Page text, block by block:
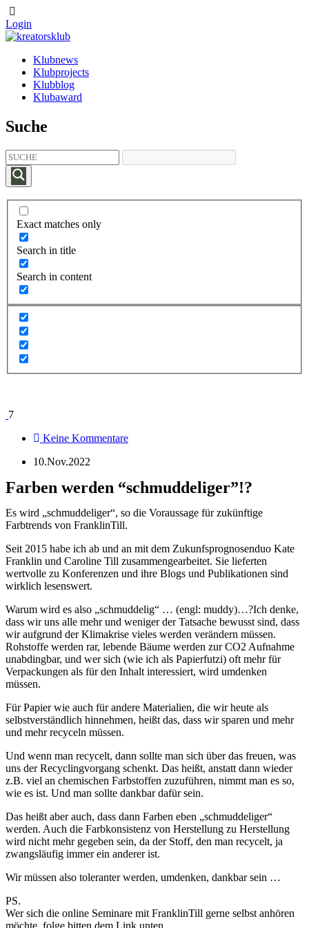
Login
Klubnews
Klubprojects
Klubblog
Klubaward
Suche
Exact matches only
Search in title
Search in content
7
Keine Kommentare
10.Nov.2022
Farben werden “schmuddeliger”!?
Es wird „schmuddeliger“, so die Voraussage für zukünftige
Farbtrends von FranklinTill.
Seit 2015 habe ich ab und an mit dem Zukunfsprognosenduo Kate
Franklin und Caroline Till zusammengearbeitet. Sie lieferten
wertvolle zu Konferenzen und ihre Blogs und Publikationen sind
wirklich lesenswert.
Warum wird es also „schmuddelig“ … (engl: muddy)…?Ich denke,
dass wir uns alle mehr und weniger der Tatsache bewusst sind, dass
wir aufgrund der Klimakrise vieles werden verändern müssen.
Rohstoffe werden rar, lebende Bäume werden zur CO2 Aufnahme
unabdingbar, und wer sich (wie ich als Papierfutzi) oft mehr für
Verpackungen als für den Inhalt interessiert, wird umdenken
müssen.
Für Papier wie auch für andere Materialien, die wir heute als
selbstverständlich hinnehmen, heißt das, dass wir sparen und mehr
und mehr recyceln müssen.
Und wenn man recycelt, dann sollte man sich über das freuen, was
uns der Recyclingvorgang schenkt. Das heißt, anstatt dann wieder
z.B. viel an chemischen Farbstoffen zuzuführen, nimmt man es so,
wie es ist. Und man sollte dankbar dafür sein.
Das heißt aber auch, dass dann Farben eben „schmuddeliger“
werden. Auch die Farbkonsistenz von Herstellung zu Herstellung
wird nicht mehr gegeben sein, da der Stoff, den man recycelt, ja
zwangsläufig immer ein anderer ist.
Wir müssen also toleranter werden, umdenken, dankbar sein …
PS.
Wer sich die online Seminare mit FranklinTill gerne selbst anhören
möchte, folge bitten dem Link unten.